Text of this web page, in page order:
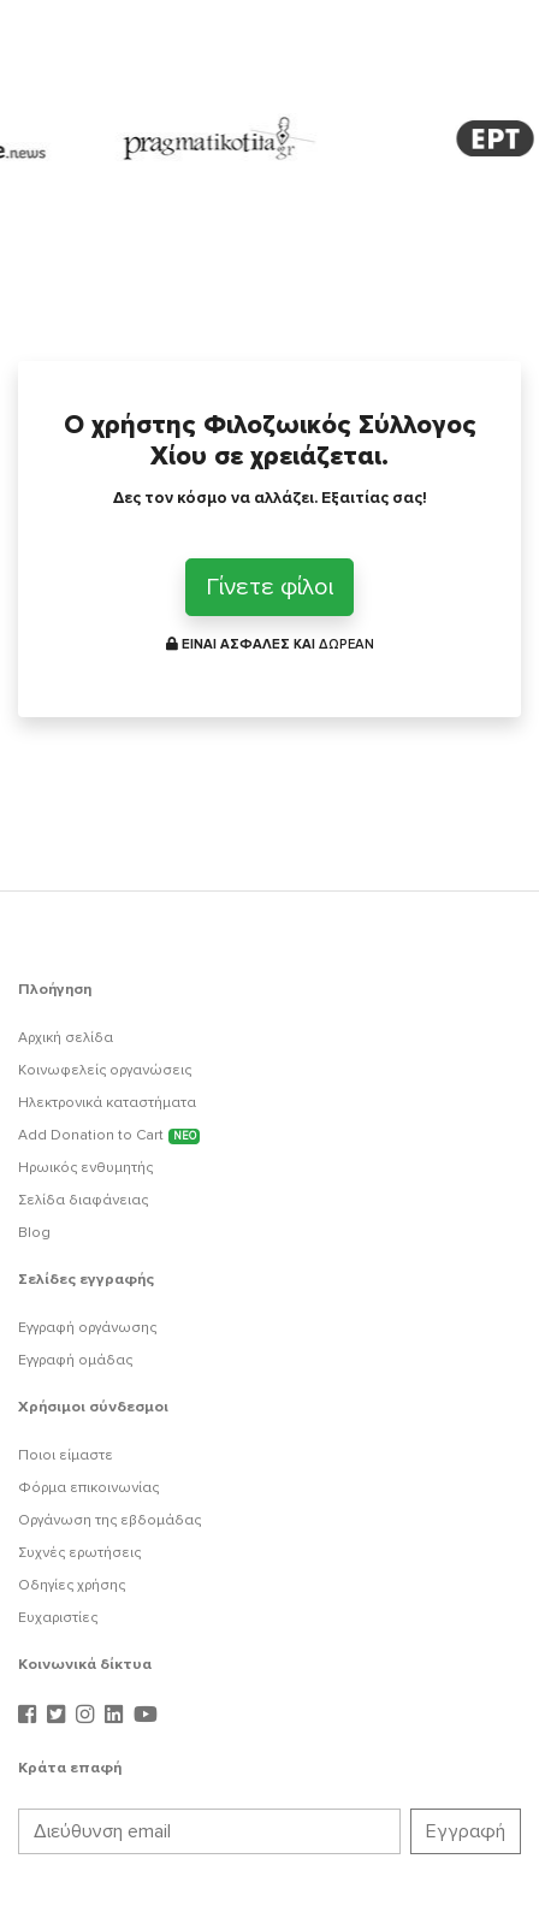
Ο χρήστης Φιλοζωικός Σύλλογος
Χίου σε χρειάζεται.
Δες τον κόσμο να αλλάζει. Εξαιτίας σας!
Γίνετε φίλοι
ΕΙΝΑΙ ΑΣΦΑΛΕΣ ΚΑΙ ΔΩΡΕΑΝ
Πλοήγηση
Αρχική σελίδα
Κοινωφελείς οργανώσεις
Ηλεκτρονικά καταστήματα
Add Donation to Cart
ΝΕΟ
Ηρωικός ενθυμητής
Σελίδα διαφάνειας
Blog
Σελίδες εγγραφής
Εγγραφή οργάνωσης
Εγγραφή ομάδας
Χρήσιμοι σύνδεσμοι
Ποιοι είμαστε
Φόρμα επικοινωνίας
Οργάνωση της εβδομάδας
Συχνές ερωτήσεις
Οδηγίες χρήσης
Ευχαριστίες
Κοινωνικά δίκτυα
Κράτα επαφή